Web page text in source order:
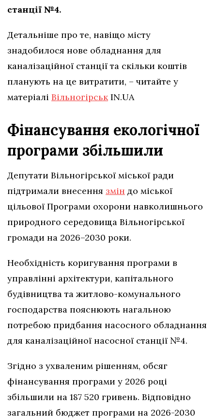
станції №4.
Детальніше про те, навіщо місту
знадобилося нове обладнання для
каналізаційної станції та скільки коштів
планують на це витратити, – читайте у
матеріалі ВільногірськIN.UA
Фінансування екологічної
програми збільшили
Депутати Вільногірської міської ради
підтримали внесення змін до міської
цільової Програми охорони навколишнього
природного середовища Вільногірської
громади на 2026–2030 роки.
Необхідність коригування програми в
управлінні архітектури, капітального
будівництва та житлово-комунального
господарства пояснюють нагальною
потребою придбання насосного обладнання
для каналізаційної насосної станції №4.
Згідно з ухваленим рішенням, обсяг
фінансування програми у 2026 році
збільшили на 187 520 гривень. Відповідно
загальний бюджет програми на 2026-2030